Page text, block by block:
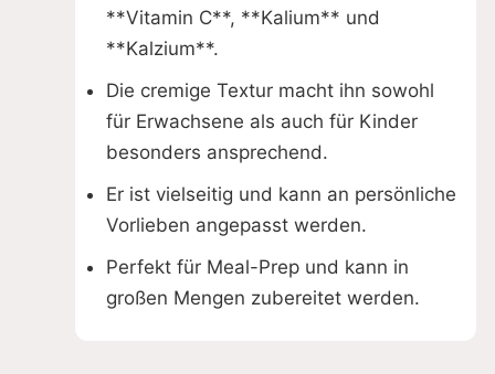
**Vitamin C**, **Kalium** und
**Kalzium**.
Die cremige Textur macht ihn sowohl
für Erwachsene als auch für Kinder
besonders ansprechend.
Er ist vielseitig und kann an persönliche
Vorlieben angepasst werden.
Perfekt für Meal-Prep und kann in
großen Mengen zubereitet werden.